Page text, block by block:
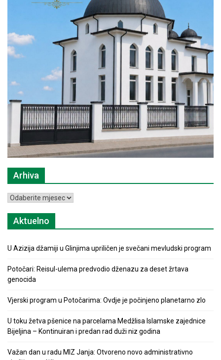
Arhiva
Arhiva
Aktuelno
U Azizija džamiji u Glinjima upriličen je svečani mevludski program
Potočari: Reisul-ulema predvodio dženazu za deset žrtava
genocida
Vjerski program u Potočarima: Ovdje je počinjeno planetarno zlo
U toku žetva pšenice na parcelama Medžlisa Islamske zajednice
Bijeljina – Kontinuiran i predan rad duži niz godina
Važan dan u radu MIZ Janja: Otvoreno novo administrativno